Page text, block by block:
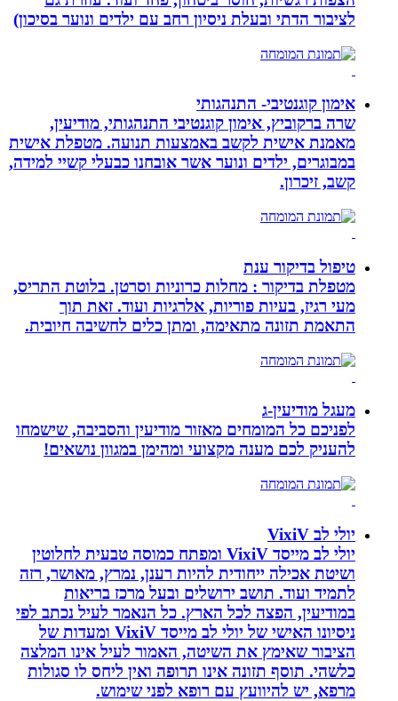
לציבור הדתי ובעלת ניסיון רחב עם ילדים ונוער בסיכון)
אימון קוגנטיבי- התנהגותי
שרה ברקוביץ, אימון קוגנטיבי התנהגותי, מודיעין,
מאמנת אישית לקשב באמצעות תנועה. מטפלת אישית
במבוגרים, ילדים ונוער אשר אובחנו כבעלי קשיי למידה,
קשב, זיכרון.
טיפול בדיקור ענת
מטפלת בדיקור : מחלות כרוניות וסרטן. בלוטת התריס,
מעי רגיז, בעיות פוריות, אלרגיות ועוד. זאת תוך
התאמת תזונה מתאימה, ומתן כלים לחשיבה חיובית.
מעגל מודיעין-ג
לפניכם כל המומחים מאזור מודיעין והסביבה, שישמחו
להעניק לכם מענה מקצועי ומהימן במגוון נושאים!
יולי לב VixiV
יולי לב מייסד VixiV ומפתח כמוסה טבעית לחלוטין
ושיטת אכילה ייחודית להיות רענן, נמרץ, מאושר, רזה
לתמיד ועוד. תושב ירושלים ובעל מרכז בריאות
במודיעין, הפצה לכל הארץ. כל הנאמר לעיל נכתב לפי
ניסיונו האישי של יולי לב מייסד VixiV ומעדות של
הציבור שאימץ את השיטה, האמור לעיל אינו המלצה
כלשהי. תוסף תזונה אינו תרופה ואין ליחס לו סגולות
מרפא, יש להיוועץ עם רופא לפני שימוש.